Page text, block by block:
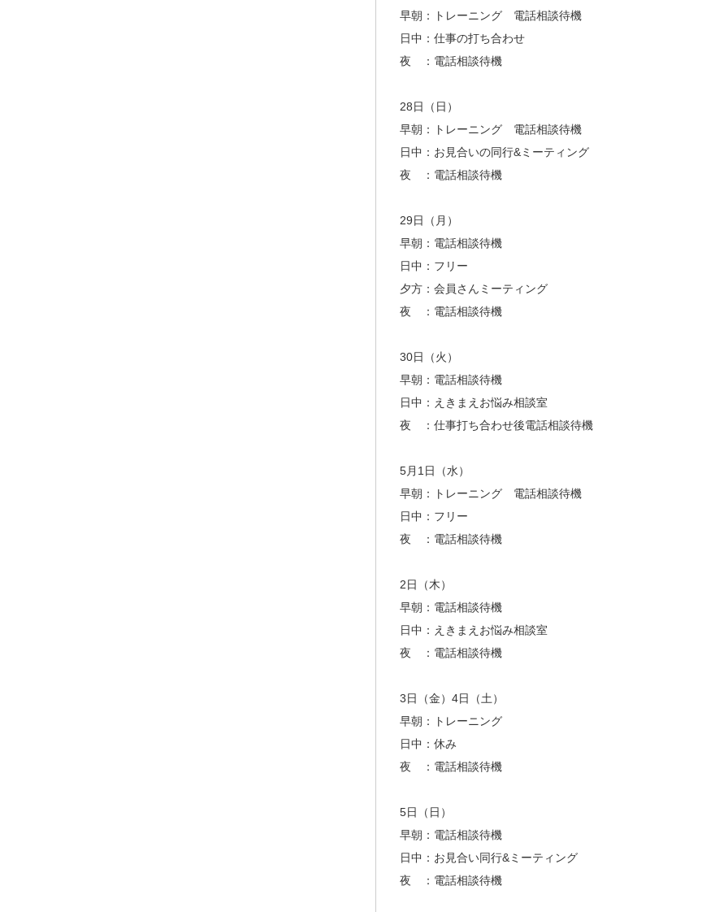
早朝：トレーニング 電話相談待機
日中：仕事の打ち合わせ
夜 ：電話相談待機
28日（日）
早朝：トレーニング 電話相談待機
日中：お見合いの同行&ミーティング
夜 ：電話相談待機
29日（月）
早朝：電話相談待機
日中：フリー
夕方：会員さんミーティング
夜 ：電話相談待機
30日（火）
早朝：電話相談待機
日中：えきまえお悩み相談室
夜 ：仕事打ち合わせ後電話相談待機
5月1日（水）
早朝：トレーニング 電話相談待機
日中：フリー
夜 ：電話相談待機
2日（木）
早朝：電話相談待機
日中：えきまえお悩み相談室
夜 ：電話相談待機
3日（金）4日（土）
早朝：トレーニング
日中：休み
夜 ：電話相談待機
5日（日）
早朝：電話相談待機
日中：お見合い同行&ミーティング
夜 ：電話相談待機